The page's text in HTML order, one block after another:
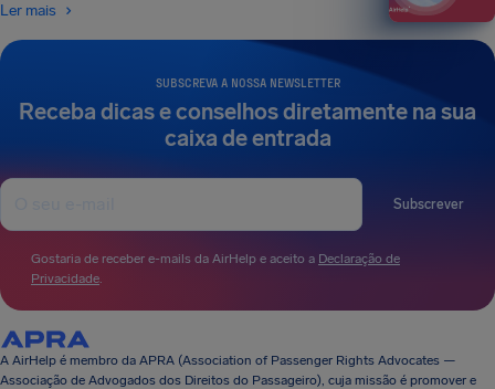
SUBSCREVA A NOSSA NEWSLETTER
Receba dicas e conselhos diretamente na sua
caixa de entrada
Subscrever
Gostaria de receber e-mails da AirHelp e aceito a Declaração de
Privacidade.
Ler mais
A AirHelp é membro da APRA (Association of Passenger Rights Advocates —
Associação de Advogados dos Direitos do Passageiro), cuja missão é promover e